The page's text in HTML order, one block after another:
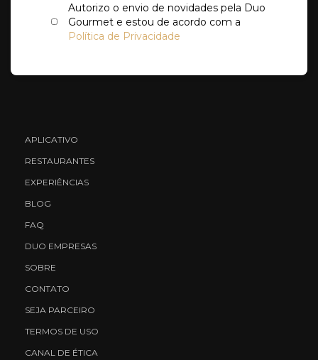
Autorizo o envio de novidades pela Duo
Gourmet e estou de acordo com a
Política de Privacidade
APLICATIVO
RESTAURANTES
EXPERIÊNCIAS
BLOG
FAQ
DUO EMPRESAS
SOBRE
CONTATO
SEJA PARCEIRO
TERMOS DE USO
CANAL DE ÉTICA